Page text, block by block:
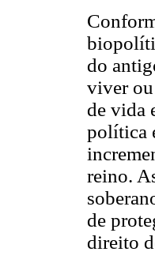
do
viver
de vida
política
reino.
de
direito